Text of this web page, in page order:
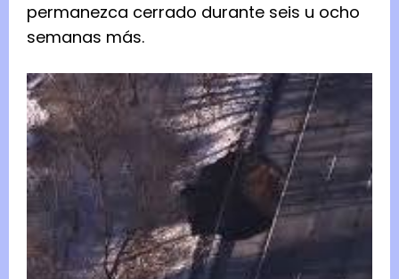
permanezca cerrado durante seis u ocho
semanas más.